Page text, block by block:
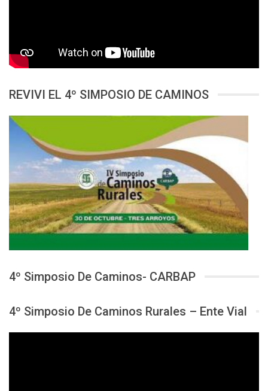
REVIVI EL 4º SIMPOSIO DE CAMINOS
4º Simposio De Caminos- CARBAP
4º Simposio De Caminos Rurales – Ente Vial